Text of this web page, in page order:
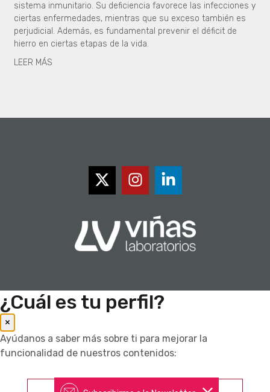
sistema inmunitario. Su deficiencia favorece las infecciones y
ciertas enfermedades, mientras que su exceso también es
perjudicial. Además, es fundamental prevenir el déficit de
hierro en ciertas etapas de la vida.
LEER MÁS
¿Cuál es tu perfil?
×
Ayúdanos a saber más sobre ti para mejorar la
funcionalidad de nuestros contenidos:
Farmacéutico